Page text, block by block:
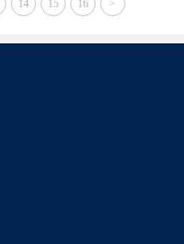
14 15 16 >